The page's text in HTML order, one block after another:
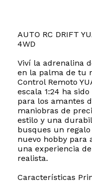
AUTO RC DRIFT
4WD
Viví la adrenalina
en la palma de tu
Control Remoto
escala 1:24 ha
para los amantes
maniobras de
estilo y una
busques un
nuevo hobby para
una experiencia
realista.
Características